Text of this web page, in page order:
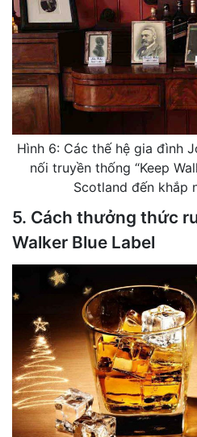
Hình 6: Các thế hệ gia đình
nối truyền thống “Keep
Scotland đến khắp
5. Cách thưởng thức
Walker Blue Label